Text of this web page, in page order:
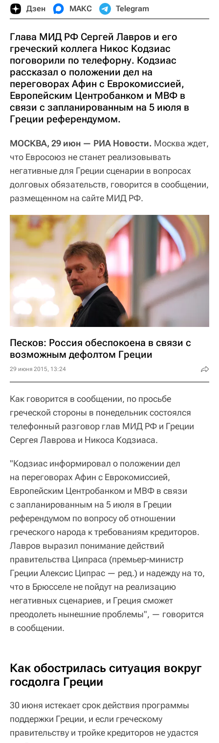
Дзен МАКС Telegram
Глава МИД РФ Сергей Лавров и его
греческий коллега Никос Кодзиас
поговорили по телефорну. Кодзиас
рассказал о положении дел на
переговорах Афин с Еврокомиссией,
Европейским Центробанком и МВФ в
связи с запланированным на 5 июля в
Греции референдумом.
МОСКВА, 29 июн — РИА Новости. Москва ждет,
что Евросоюз не станет реализовывать
негативные для Греции сценарии в вопросах
долговых обязательств, говорится в сообщении,
размещенном на сайте МИД РФ.
Песков: Россия обеспокоена в связи с
возможным дефолтом Греции
29 июня 2015, 13:24
Как говорится в сообщении, по просьбе
греческой стороны в понедельник состоялся
телефонный разговор глав МИД РФ и Греции
Сергея Лаврова и Никоса Кодзиаса.
"Кодзиас информировал о положении дел
на переговорах Афин с Еврокомиссией,
Европейским Центробанком и МВФ в связи
с запланированным на 5 июля в Греции
референдумом по вопросу об отношении
греческого народа к требованиям кредиторов.
Лавров выразил понимание действий
правительства Ципраса (премьер-министр
Греции Алексис Ципрас — ред.) и надежду на то,
что в Брюсселе не пойдут на реализацию
негативных сценариев, и Греция сможет
преодолеть нынешние проблемы", — говорится
в сообщении.
Как обострилась ситуация вокруг
госдолга Греции
30 июня истекает срок действия программы
поддержки Греции, и если греческому
правительству и тройке кредиторов не удастся